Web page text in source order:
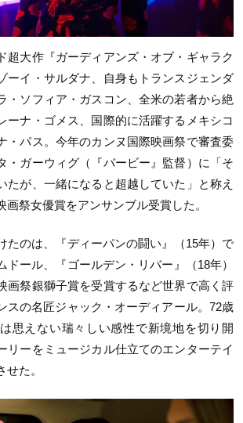
超大作『ガーディアンズ・オブ・ギャラク
ーイ・サルダナ、自身もトランスジェンダ
・ソフィア・ガスコン、全米の若者から絶
ーナ・ゴメス、国際的に活躍するメキシコ
・パス。今年のカンヌ国際映画祭で審査委
・ガーウィグ（『バービー』監督）に「そ
たが、一緒になると超越していた」と称え
画祭女優賞をアンサンブル受賞した。
たのは、『ディーパンの闘い』（15年）で
ドール、『ゴールデン・リバー』（18年）
画祭銀獅子賞を受賞するなど世界で高く評
スの名匠ジャック・オーディアール。72歳
思えない瑞々しい感性で新境地を切り開
リーをミュージカル仕立てのエンターテイ
た。